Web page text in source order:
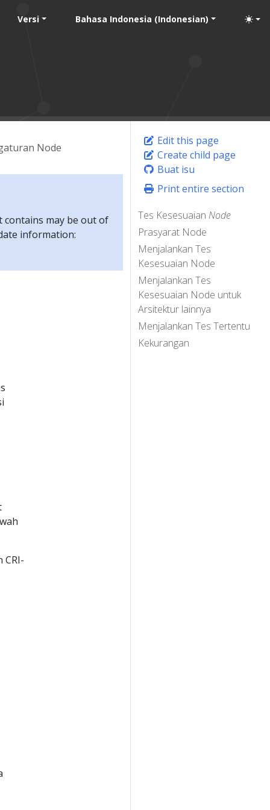
Versi Bahasa Indonesia (Indonesian)
Edit this page
Create child page
Buat isu
Print entire section
Tes Kesesuaian Node
Prasyarat Node
Menjalankan Tes
Kesesuaian Node
Menjalankan Tes
Kesesuaian Node untuk
Arsitektur lainnya
Menjalankan Tes Tertentu
Kekurangan
Node
may be out of
information: